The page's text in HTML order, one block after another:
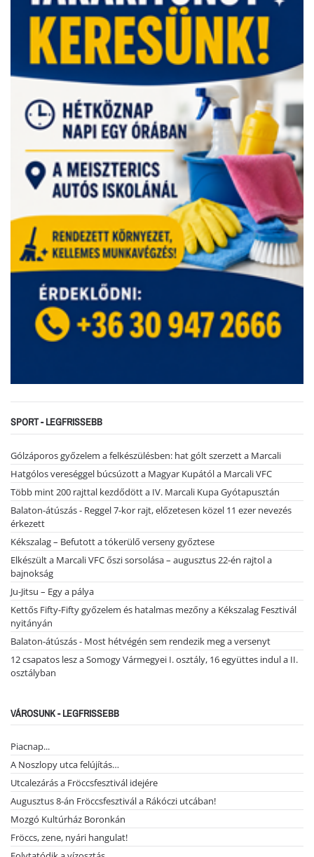
SPORT - LEGFRISSEBB
Gólzáporos győzelem a felkészülésben: hat gólt szerzett a Marcali
Hatgólos vereséggel búcsúzott a Magyar Kupától a Marcali VFC
Több mint 200 rajttal kezdődött a IV. Marcali Kupa Gyótapusztán
Balaton-átúszás - Reggel 7-kor rajt, előzetesen közel 11 ezer nevezés
érkezett
Kékszalag – Befutott a tókerülő verseny győztese
Elkészült a Marcali VFC őszi sorsolása – augusztus 22-én rajtol a
bajnokság
Ju-Jitsu – Egy a pálya
Kettős Fifty-Fifty győzelem és hatalmas mezőny a Kékszalag Fesztivál
nyitányán
Balaton-átúszás - Most hétvégén sem rendezik meg a versenyt
12 csapatos lesz a Somogy Vármegyei I. osztály, 16 együttes indul a II.
osztályban
VÁROSUNK - LEGFRISSEBB
Piacnap...
A Noszlopy utca felújítás…
Utcalezárás a Fröccsfesztivál idejére
Augusztus 8-án Fröccsfesztivál a Rákóczi utcában!
Mozgó Kultúrház Boronkán
Fröccs, zene, nyári hangulat!